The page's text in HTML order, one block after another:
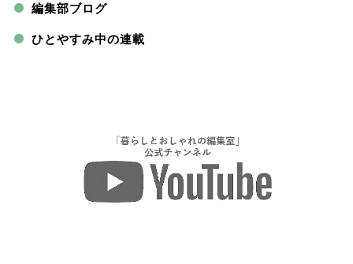
編集部ブログ
ひとやすみ中の連載